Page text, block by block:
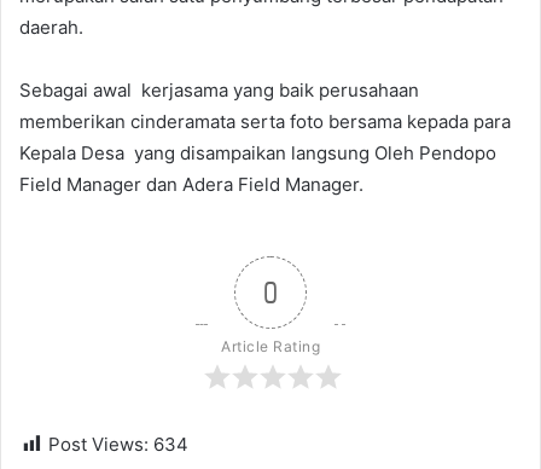
daerah.
Sebagai awal kerjasama yang baik perusahaan
memberikan cinderamata serta foto bersama kepada para
Kepala Desa yang disampaikan langsung Oleh Pendopo
Field Manager dan Adera Field Manager.
0
Article Rating
Post Views: 634